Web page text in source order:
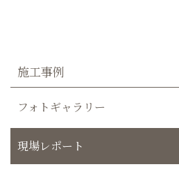
施工事例
フォトギャラリー
現場レポート